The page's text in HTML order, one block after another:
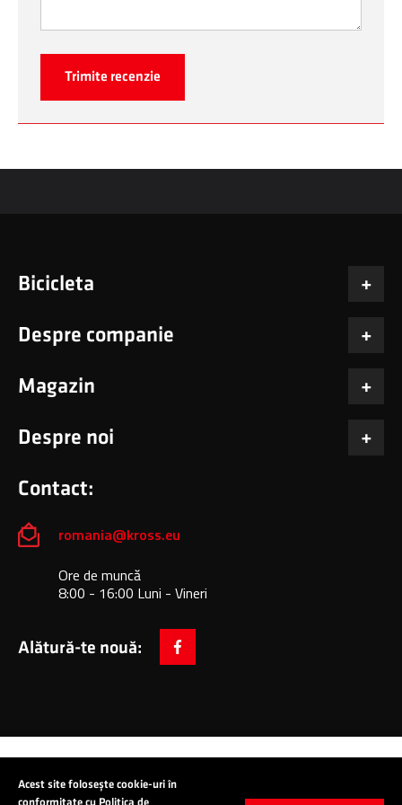
Acest site folosește cookie-uri în
Trimite recenzie
Bicicleta
Despre companie
Magazin
Despre noi
Contact:
romania@kross.eu
Ore de muncă
8:00 - 16:00 Luni - Vineri
Alătură-te nouă:
facebook